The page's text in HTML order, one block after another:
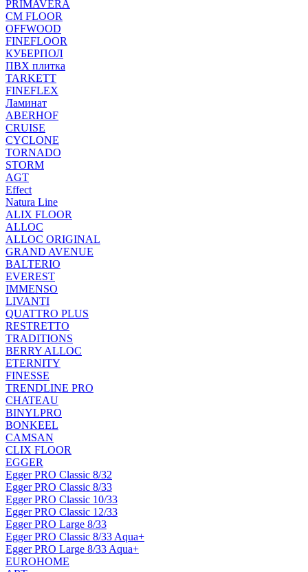
PRIMAVERA
CM FLOOR
OFFWOOD
FINEFLOOR
КУБЕРПОЛ
ПВХ плитка
TARKETT
FINEFLEX
Ламинат
ABERHOF
CRUISE
CYCLONE
TORNADO
STORM
AGT
Effect
Natura Line
ALIX FLOOR
ALLOC
ALLOC ORIGINAL
GRAND AVENUE
BALTERIO
EVEREST
IMMENSO
LIVANTI
QUATTRO PLUS
RESTRETTO
TRADITIONS
BERRY ALLOC
ETERNITY
FINESSE
TRENDLINE PRO
CHATEAU
BINYLPRO
BONKEEL
CAMSAN
CLIX FLOOR
EGGER
Egger PRO Classic 8/32
Egger PRO Classic 8/33
Egger PRO Classic 10/33
Egger PRO Classic 12/33
Egger PRO Large 8/33
Egger PRO Classic 8/33 Aqua+
Egger PRO Large 8/33 Aqua+
EUROHOME